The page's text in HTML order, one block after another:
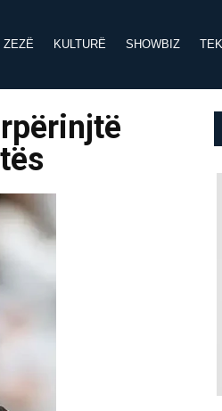
ZEZË KULTURË SHOWBIZ